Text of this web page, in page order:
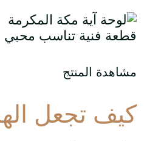
قطعة فنية تناسب محبي
مشاهدة المنتج
كيف تجعل